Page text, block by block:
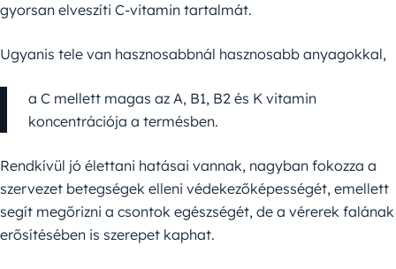
gyorsan elveszíti C-vitamin tartalmát.
Ugyanis tele van hasznosabbnál hasznosabb anyagokkal,
a C mellett magas az A, B1, B2 és K vitamin
koncentrációja a termésben.
Rendkívül jó élettani hatásai vannak, nagyban fokozza a
szervezet betegségek elleni védekezőképességét, emellett
segít megőrizni a csontok egészségét, de a vérerek falának
erősítésében is szerepet kaphat.